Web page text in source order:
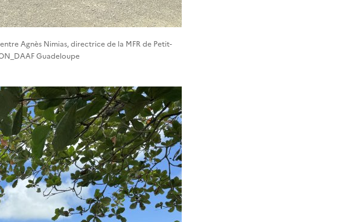
Agnès Nimias, directrice de la MFR de Petit-
Guadeloupe